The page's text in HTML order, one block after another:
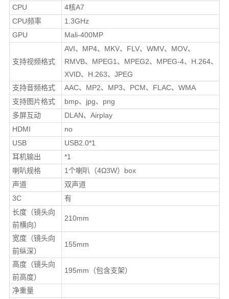
CPU
4核A7
CPU频率
1.3GHz
GPU
Mali-400MP
支持视频格式
AVI、MP4、MKV、FLV、WMV、MOV、
RMVB、MPEG1、MPEG2、MPEG-4、H.264、
XVID、H.263、JPEG
支持音频格式
AAC、MP2、MP3、PCM、FLAC、WMA
支持图片格式
bmp、jpg、png
多屏互动
DLAN、Airplay
HDMI
no
USB
USB2.0*1
耳机输出
*1
喇叭规格
1个喇叭（4Ω3W）box
声道
双声道
3C
有
长度（镜头向
前横向）
210mm
宽度（镜头向
前纵深）
155mm
高度（镜头向
前高度）
195mm（包含支架）
净重量